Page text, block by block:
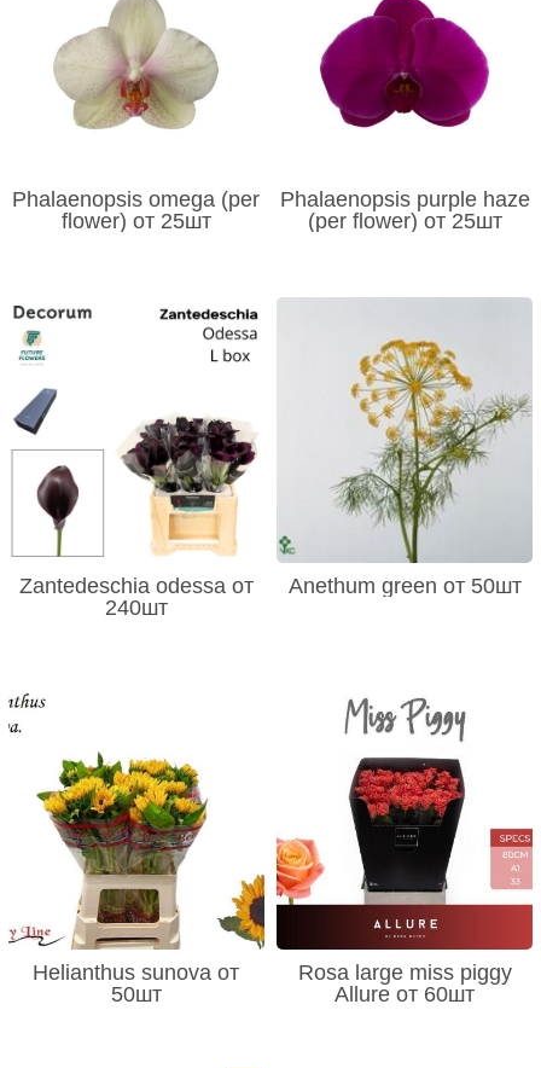
Phalaenopsis omega (per
flower) от 25шт
Phalaenopsis purple haze
(per flower) от 25шт
Zantedeschia odessa от
240шт
Anethum green от 50шт
Helianthus sunova от
50шт
Rosa large miss piggy
Allure от 60шт